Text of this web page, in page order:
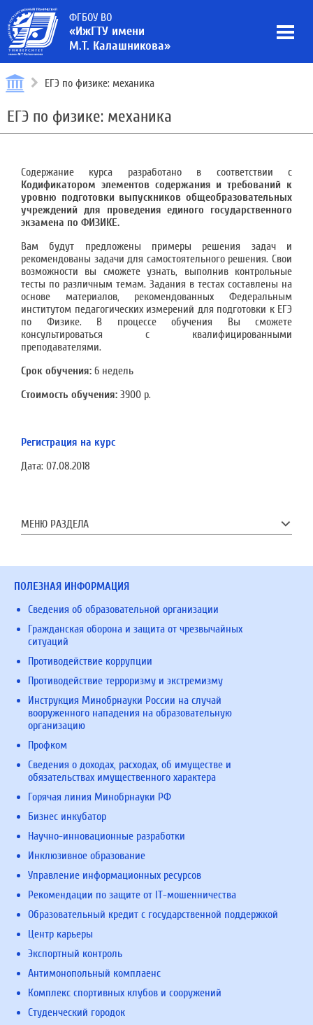
ФГБОУ ВО
«ИжГТУ имени
М.Т. Калашникова»
ЕГЭ по физике: механика
ЕГЭ по физике: механика
Содержание курса разработано в соответствии с
Кодификатором элементов содержания и требований к
уровню подготовки выпускников общеобразовательных
учреждений для проведения единого государственного
экзамена по ФИЗИКЕ.
Вам будут предложены примеры решения задач и
рекомендованы задачи для самостоятельного решения. Свои
возможности вы сможете узнать, выполнив контрольные
тесты по различным темам. Задания в тестах составлены на
основе материалов, рекомендованных Федеральным
институтом педагогических измерений для подготовки к ЕГЭ
по Физике. В процессе обучения Вы сможете
консультироваться с квалифицированными
преподавателями.
Срок обучения: 6 недель
Стоимость обучения: 3900 р.
Регистрация на курс
Дата: 07.08.2018
МЕНЮ РАЗДЕЛА
ПОЛЕЗНАЯ ИНФОРМАЦИЯ
Сведения об образовательной организации
Гражданская оборона и защита от чрезвычайных
ситуаций
Противодействие коррупции
Противодействие терроризму и экстремизму
Инструкция Минобрнауки России на случай
вооруженного нападения на образовательную
организацию
Профком
Сведения о доходах, расходах, об имуществе и
обязательствах имущественного характера
Горячая линия Минобрнауки РФ
Бизнес инкубатор
Научно-инновационные разработки
Инклюзивное образование
Управление информационных ресурсов
Рекомендации по защите от IT-мошенничества
Образовательный кредит с государственной поддержкой
Центр карьеры
Экспортный контроль
Антимонопольный комплаенс
Комплекс спортивных клубов и сооружений
Студенческий городок